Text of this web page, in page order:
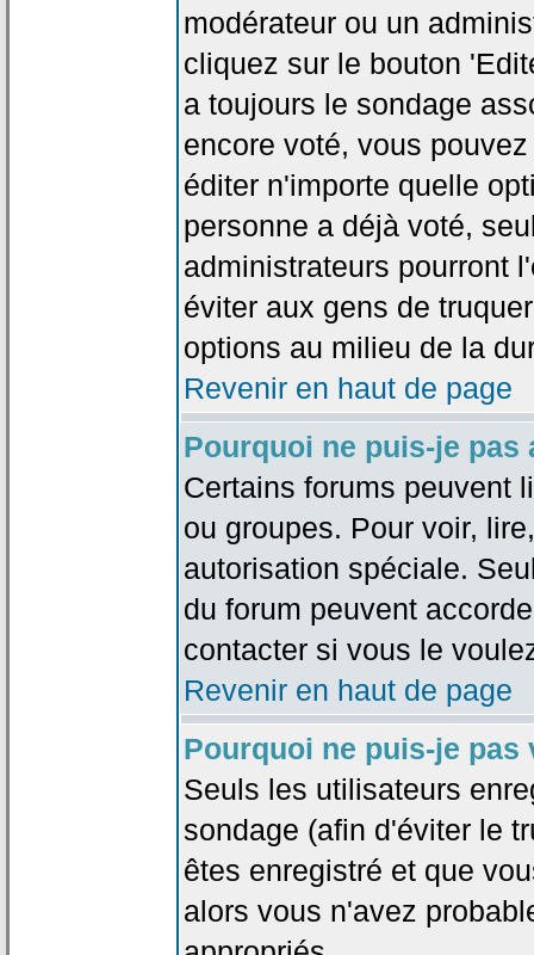
modérateur ou un
cliquez sur le bouton
a toujours le sondage
encore voté, vous
éditer n'importe quelle
personne a déjà voté,
administrateurs pourront
éviter aux gens de
options au milieu de la
Revenir en haut de page
Pourquoi ne puis-je pas
Certains forums peuvent
ou groupes. Pour voir,
autorisation spéciale.
du forum peuvent
contacter si vous le
Revenir en haut de page
Pourquoi ne puis-je pas
Seuls les utilisateurs
sondage (afin d'éviter le
êtes enregistré et que
alors vous n'avez